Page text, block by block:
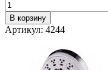
В корзину
Артикул: 4244